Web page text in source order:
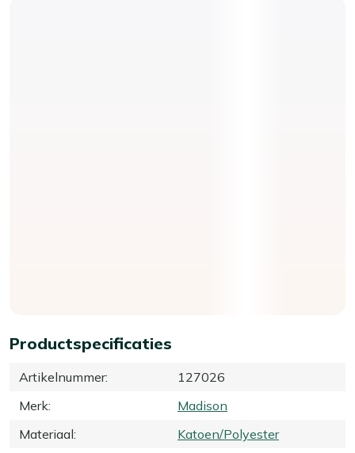
Productspecificaties
Artikelnummer:
127026
Merk:
Madison
Materiaal:
Katoen/Polyester